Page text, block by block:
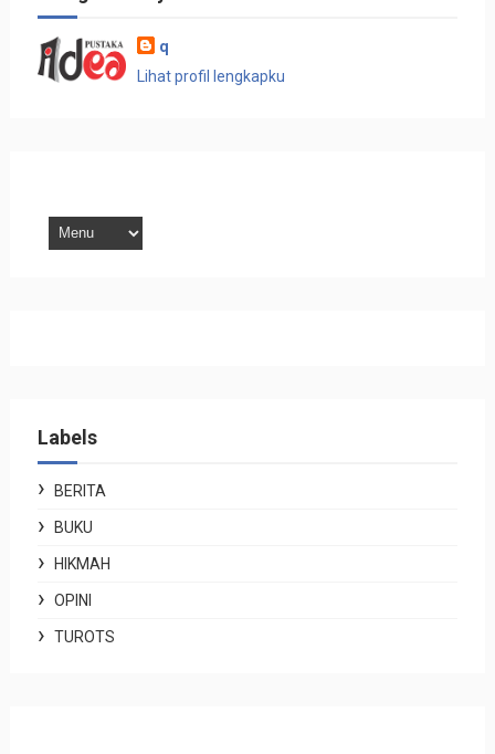
q
Lihat profil lengkapku
Labels
BERITA
BUKU
HIKMAH
OPINI
TUROTS